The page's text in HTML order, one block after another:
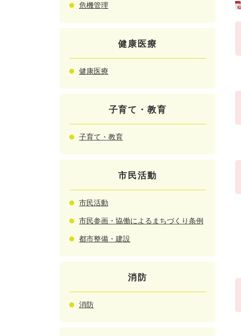
危機管理
健康医療
健康医療
子育て・教育
子育て・教育
市民活動
市民活動
市民参画・協働によるまちづくり条例
都市整備・建設
消防
消防